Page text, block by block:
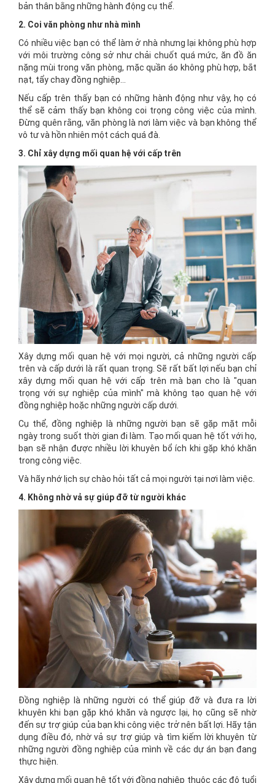
bản thân bằng những hành động cụ thể.
2. Coi văn phòng như nhà mình
Có nhiều việc bạn có thể làm ở nhà nhưng lại không phù hợp
với môi trường công sở như chải chuốt quá mức, ăn đồ ăn
nặng mùi trong văn phòng, mặc quần áo không phù hợp, bắt
nạt, tẩy chay đồng nghiệp...
Nếu cấp trên thấy bạn có những hành động như vậy, họ có
thể sẽ cảm thấy bạn không coi trọng công việc của mình.
Đừng quên rằng, văn phòng là nơi làm việc và bạn không thể
vô tư và hồn nhiên một cách quá đà.
3. Chỉ xây dựng mối quan hệ với cấp trên
Xây dựng mối quan hệ với mọi người, cả những người cấp
trên và cấp dưới là rất quan trọng. Sẽ rất bất lợi nếu bạn chỉ
xây dựng mối quan hệ với cấp trên mà bạn cho là "quan
trọng với sự nghiệp của mình" mà không tạo quan hệ với
đồng nghiệp hoặc những người cấp dưới.
Cụ thể, đồng nghiệp là những người bạn sẽ gặp mặt mỗi
ngày trong suốt thời gian đi làm. Tạo mối quan hệ tốt với họ,
bạn sẽ nhận được nhiều lời khuyên bổ ích khi gặp khó khăn
trong công việc.
Và hãy nhớ lịch sự chào hỏi tất cả mọi người tại nơi làm việc.
4. Không nhờ vả sự giúp đỡ từ người khác
Đồng nghiệp là những người có thể giúp đỡ và đưa ra lời
khuyên khi bạn gặp khó khăn và ngược lại, họ cũng sẽ nhờ
đến sự trợ giúp của bạn khi công việc trở nên bất lợi. Hãy tận
dụng điều đó, nhờ vả sự trợ giúp và tìm kiếm lời khuyên từ
những người đồng nghiệp của mình về các dự án bạn đang
thực hiện.
Xây dựng mối quan hệ tốt với đồng nghiệp thuộc các độ tuổi